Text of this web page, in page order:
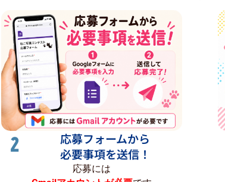
2
応募フォームから
必要事項を送信！
応募には